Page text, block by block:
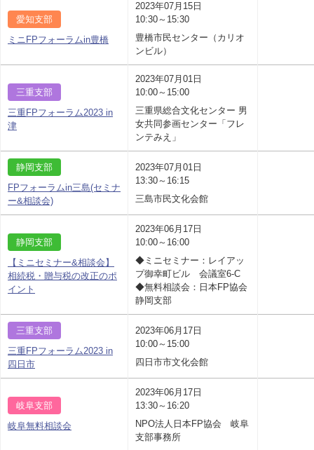
愛知支部
ミニFPフォーラムin豊橋
2023年07月15日
10:30～15:30
豊橋市民センター（カリオ
ンビル）
三重支部
三重FPフォーラム2023 in
津
2023年07月01日
10:00～15:00
三重県総合文化センター 男
女共同参画センター「フレ
ンテみえ」
静岡支部
FPフォーラムin三島(セミナ
ー&相談会)
2023年07月01日
13:30～16:15
三島市民文化会館
静岡支部
【ミニセミナー&相談会】
相続税・贈与税の改正のポ
イント
2023年06月17日
10:00～16:00
◆ミニセミナー：レイアッ
プ御幸町ビル 会議室6-C
◆無料相談会：日本FP協会
静岡支部
三重支部
三重FPフォーラム2023 in
四日市
2023年06月17日
10:00～15:00
四日市市文化会館
岐阜支部
岐阜無料相談会
2023年06月17日
13:30～16:20
NPO法人日本FP協会 岐阜
支部事務所